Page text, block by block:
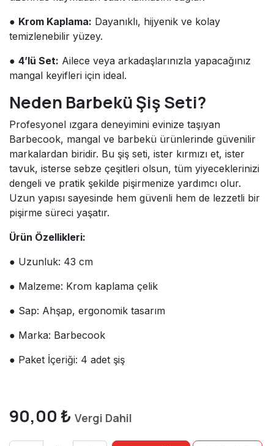
● Krom Kaplama: Dayanıklı, hijyenik ve kolay
temizlenebilir yüzey.
● 4’lü Set: Ailece veya arkadaşlarınızla yapacağınız
mangal keyifleri için ideal.
Neden Barbekü Şiş Seti?
Profesyonel ızgara deneyimini evinize taşıyan
Barbecook, mangal ve barbekü ürünlerinde güvenilir
markalardan biridir. Bu şiş seti, ister kırmızı et, ister
tavuk, isterse sebze çeşitleri olsun, tüm yiyeceklerinizi
dengeli ve pratik şekilde pişirmenize yardımcı olur.
Uzun yapısı sayesinde hem güvenli hem de lezzetli bir
pişirme süreci yaşatır.
Ürün Özellikleri:
● Uzunluk: 43 cm
● Malzeme: Krom kaplama çelik
● Sap: Ahşap, ergonomik tasarım
● Marka: Barbecook
● Paket İçeriği: 4 adet şiş
90,00 ₺ Vergi Dahil